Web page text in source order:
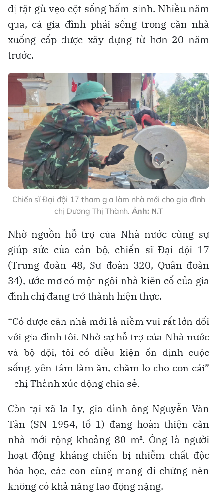
dị tật gù vẹo cột sống bẩm sinh. Nhiều năm
qua, cả gia đình phải sống trong căn nhà
xuống cấp được xây dựng từ hơn 20 năm
trước.
Chiến sĩ Đại đội 17 tham gia làm nhà mới cho gia đình
chị Dương Thị Thành. Ảnh: N.T
Nhờ nguồn hỗ trợ của Nhà nước cùng sự
giúp sức của cán bộ, chiến sĩ Đại đội 17
(Trung đoàn 48, Sư đoàn 320, Quân đoàn
34), ước mơ có một ngôi nhà kiên cố của gia
đình chị đang trở thành hiện thực.
“Có được căn nhà mới là niềm vui rất lớn đối
với gia đình tôi. Nhờ sự hỗ trợ của Nhà nước
và bộ đội, tôi có điều kiện ổn định cuộc
sống, yên tâm làm ăn, chăm lo cho con cái”
- chị Thành xúc động chia sẻ.
Còn tại xã Ia Ly, gia đình ông Nguyễn Văn
Tân (SN 1954, tổ 1) đang hoàn thiện căn
nhà mới rộng khoảng 80 m². Ông là người
hoạt động kháng chiến bị nhiễm chất độc
hóa học, các con cũng mang di chứng nên
không có khả năng lao động nặng.